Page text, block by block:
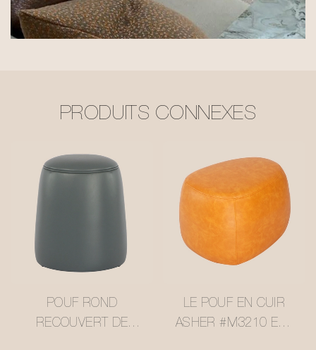
PRODUITS CONNEXES
POUF ROND
RECOUVERT DE
LE POUF EN CUIR
ASHER #M3210 EST